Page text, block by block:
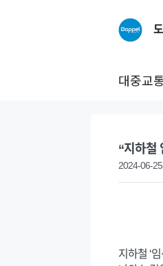
대중교
“지하철
2024-06-25
지하철 ‘